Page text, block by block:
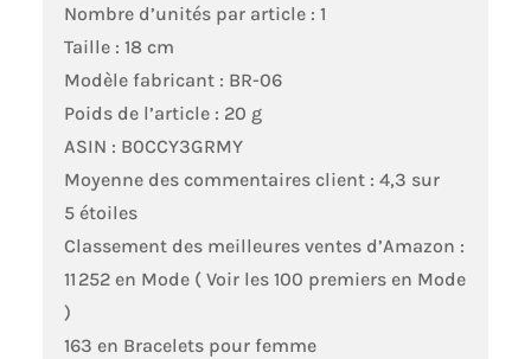
Nombre d’unités par article : 1
Taille : 18 cm
Modèle fabricant : BR-06
Poids de l’article : 20 g
ASIN : B0CCY3GRMY
Moyenne des commentaires client : 4,3 sur
5 étoiles
Classement des meilleures ventes d’Amazon :
11 252 en Mode ( Voir les 100 premiers en Mode
)
163 en Bracelets pour femme